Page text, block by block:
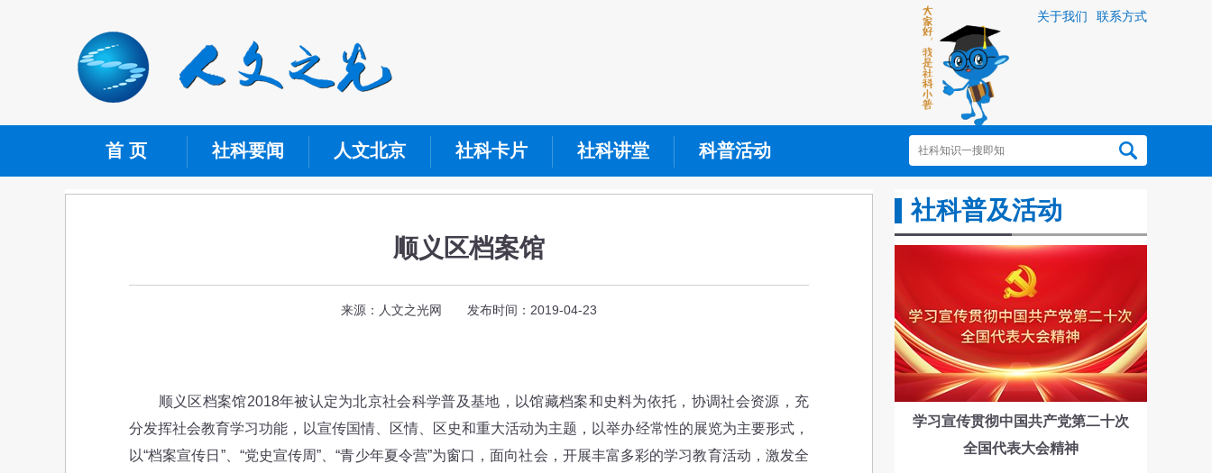
关于我们 联系方式
首 页 社科要闻 人文北京 社科卡片 社科讲堂 科普活动
顺义区档案馆
来源：人文之光网 发布时间：2019-04-23
顺义区档案馆2018年被认定为北京社会科学普及基地，以馆藏档案和史料为依托，协调社会资源，充
分发挥社会教育学习功能，以宣传国情、区情、区史和重大活动为主题，以举办经常性的展览为主要形式，
以“档案宣传日”、“党史宣传周”、“青少年夏令营”为窗口，面向社会，开展丰富多彩的学习教育活动，激发全
社科普及活动
学习宣传贯彻中国共产党第二十次
全国代表大会精神